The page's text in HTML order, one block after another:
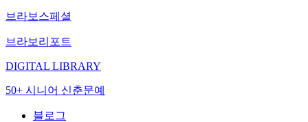
브라보스페셜
브라보리포트
DIGITAL LIBRARY
50+ 시니어 신춘문예
블로그